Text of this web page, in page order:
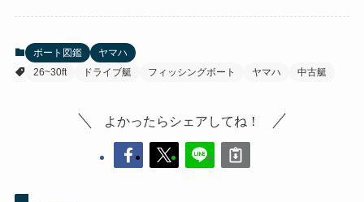
ボート図鑑
ヤマハ
26~30ft
ドライブ艇 フィッシングボート ヤマハ 中古艇
よかったらシェアしてね！